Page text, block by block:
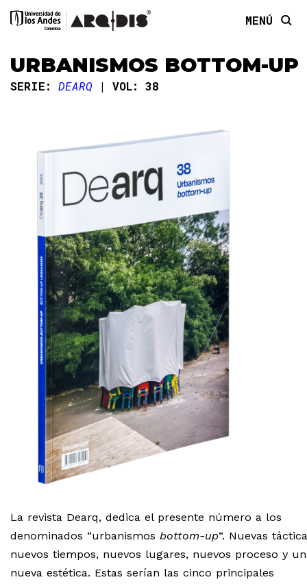
MENÚ
URBANISMOS BOTTOM-UP
SERIE: DEARQ VOL: 38
La revista Dearq, dedica el presente número a los
denominados “urbanismos bottom-up“. Nuevas
nuevos tiempos, nuevos lugares, nuevos proceso y
nueva estética. Estas serían las cinco principales